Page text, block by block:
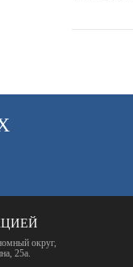
округ,
25а.